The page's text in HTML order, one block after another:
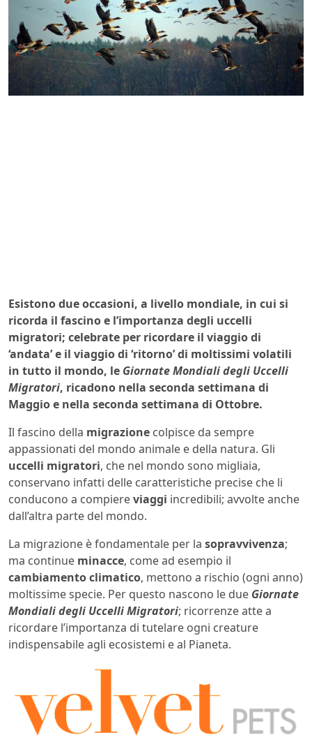
Esistono due occasioni, a livello mondiale, in cui si
ricorda il fascino e l’importanza degli uccelli
migratori; celebrate per ricordare il viaggio di
‘andata’ e il viaggio di ‘ritorno’ di moltissimi volatili
in tutto il mondo, le Giornate Mondiali degli Uccelli
Migratori, ricadono nella seconda settimana di
Maggio e nella seconda settimana di Ottobre.
Il fascino della migrazione colpisce da sempre
appassionati del mondo animale e della natura. Gli
uccelli migratori, che nel mondo sono migliaia,
conservano infatti delle caratteristiche precise che li
conducono a compiereviaggi incredibili; avvolte anche
dall’altra parte del mondo.
La migrazione è fondamentale per la sopravvivenza;
ma continue minacce, come ad esempio il
cambiamento climatico, mettono a rischio (ogni anno)
moltissime specie. Per questo nascono le due Giornate
Mondiali degli Uccelli Migratori; ricorrenze atte a
ricordare l’importanza di tutelare ogni creature
indispensabile agli ecosistemi e al Pianeta.